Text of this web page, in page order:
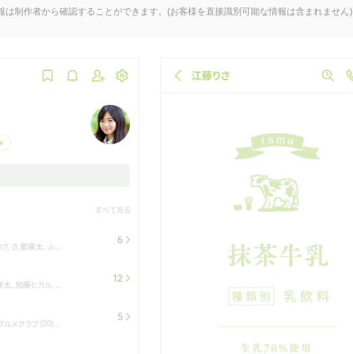
は制作者から確認することができます。(お客様を直接識別可能な情報は含まれません)